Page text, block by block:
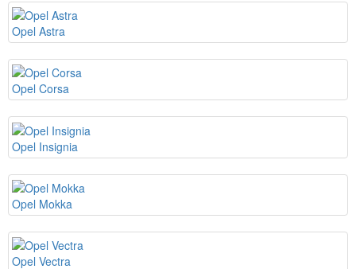
Opel Astra
Opel Corsa
Opel Insignia
Opel Mokka
Opel Vectra